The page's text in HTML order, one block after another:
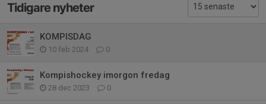
Tidigare nyheter
KOMPISDAG
10 feb 2024 0
Kompishockey imorgon fredag
28 dec 2023 0